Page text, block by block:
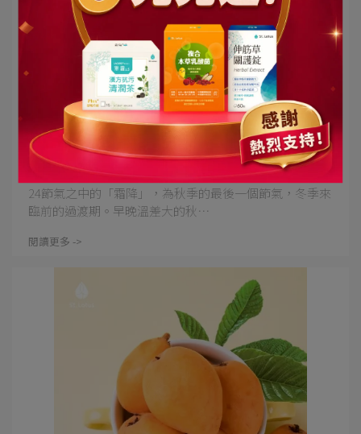
【24節氣養生】霜降這樣補，過冬打好底！
聖蓮營養師 | 2023-12-14
24節氣之中的「霜降」，為秋季的最後一個節氣，冬季來
臨前的過渡期。早晚溫差大的秋⋯
閱讀更多 ->